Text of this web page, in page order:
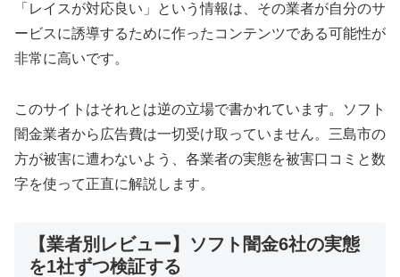
「レイスが対応良い」という情報は、その業者が自分のサ
ービスに誘導するために作ったコンテンツである可能性が
非常に高いです。
このサイトはそれとは逆の立場で書かれています。ソフト
闇金業者から広告費は一切受け取っていません。三島市の
方が被害に遭わないよう、各業者の実態を被害口コミと数
字を使って正直に解説します。
【業者別レビュー】ソフト闇金6社の実態
を1社ずつ検証する